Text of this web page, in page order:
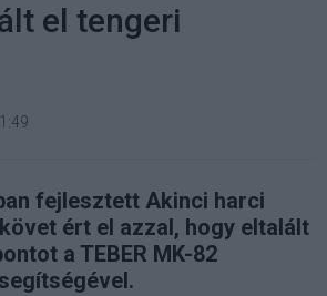
el tengeri
fejlesztett Akinci harci
ért el azzal, hogy eltalált
a TEBER MK-82